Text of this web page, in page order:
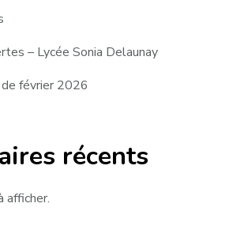
– Lycée Sonia Delaunay
février 2026
récents
afficher.